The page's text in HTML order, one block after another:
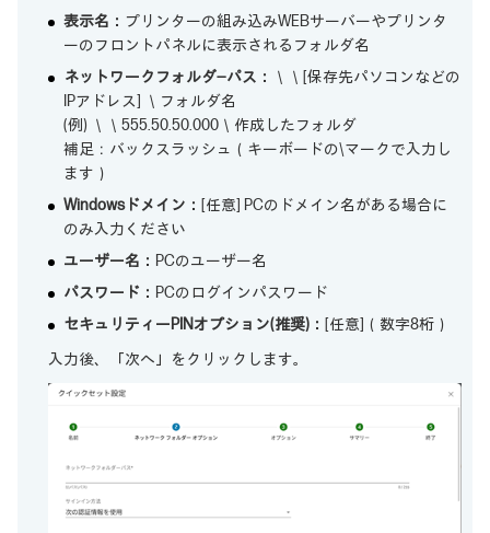
表示名： プリンターの組み込みWEBサーバーやプリンタ
ーのフロントパネルに表示されるフォルダ名
ネットワークフォルダ―パス：
＼＼[保存先パソコンなどの
IPアドレス] ＼フォルダ名
(例) ＼＼555.50.50.000＼作成したフォルダ
補足：バックスラッシュ（キーボードの\マークで入力し
ます）
Windowsドメイン： [任意] PCのドメイン名がある場合に
のみ入力ください
ユーザー名： PCのユーザー名
パスワード： PCのログインパスワード
セキュリティーPINオプション(推奨)： [任意]（数字8桁）
入力後、「次へ」をクリックします。